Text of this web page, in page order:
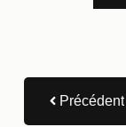
Précédent